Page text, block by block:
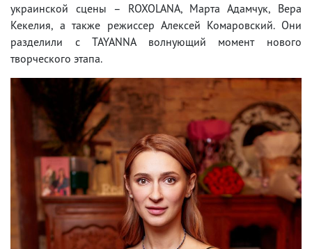
украинской сцены – ROXOLANA, Марта Адамчук, Вера
Кекелия, а также режиссер Алексей Комаровский. Они
разделили с TAYANNA волнующий момент нового
творческого этапа.